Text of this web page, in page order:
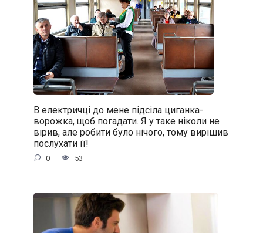
В електричці до мене підсіла циганка-
ворожка, щоб погадати. Я у таке ніколи не
вірив, але робити було нічого, тому вирішив
послухати її!
0 53